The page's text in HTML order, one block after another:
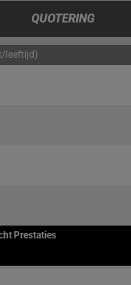
QUOTERING
leeftijd)
Prestaties